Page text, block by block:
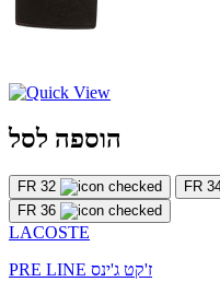
הוספה לסל
FR 32
FR
FR 36
LACOSTE
PRE LINE ז'קט ג'ינס